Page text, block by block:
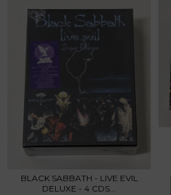
BLACK SABBATH - LIVE EVIL
DELUXE - 4 CDS...